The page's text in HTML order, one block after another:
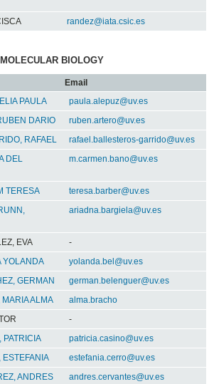
randez@iata.csic.es
BIOLOGY
Email
PAULA
paula.alepuz@uv.es
DARIO
ruben.artero@uv.es
RAFAEL
rafael.ballesteros-garrido@uv.es
DEL
m.carmen.bano@uv.es
TERESA
teresa.barber@uv.es
ariadna.bargiela@uv.es
EVA
-
YOLANDA
yolanda.bel@uv.es
GERMAN
german.belenguer@uv.es
ALMA
alma.bracho
-
PATRICIA
patricia.casino@uv.es
estefania.cerro@uv.es
ANDRES
andres.cervantes@uv.es